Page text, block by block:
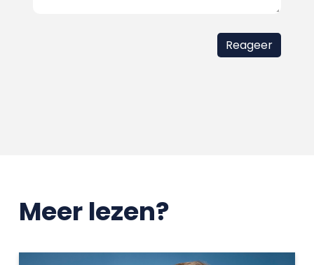
Meer lezen?